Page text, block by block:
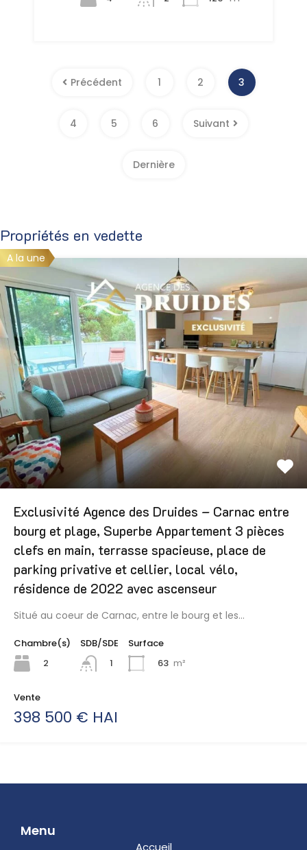
Précédent 1 2 3
4 5 6 Suivant
Dernière
Propriétés en vedette
A la une
Exclusivité Agence des Druides – Carnac entre
bourg et plage, Superbe Appartement 3 pièces
clefs en main, terrasse spacieuse, place de
parking privative et cellier, local vélo,
résidence de 2022 avec ascenseur
Situé au coeur de Carnac, entre le bourg et les…
Chambre(s)
2
SDB/SDE
1
Surface
63 m²
Vente
398 500 € HAI
Menu